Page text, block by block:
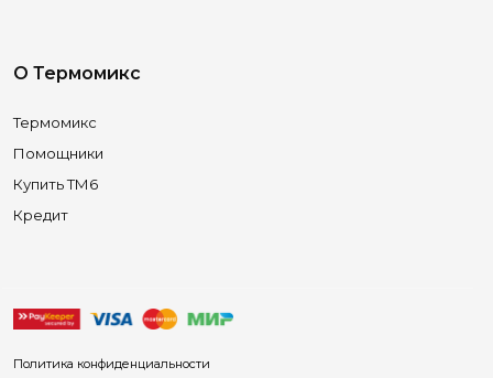
О Термомикс
Термомикс
Помощники
Купить ТМ6
Кредит
Политика конфиденциальности